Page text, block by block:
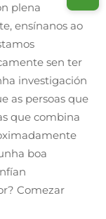
plena
ensínanos ao
sen ter
investigación
as persoas que
que combina
boa
Comezar